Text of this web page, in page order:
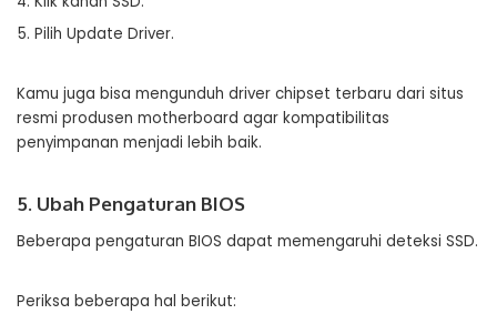
Pilih Update Driver.
Kamu juga bisa mengunduh driver chipset terbaru dari situs
resmi produsen motherboard agar kompatibilitas
penyimpanan menjadi lebih baik.
5. Ubah Pengaturan BIOS
Beberapa pengaturan BIOS dapat memengaruhi deteksi SSD.
Periksa beberapa hal berikut: